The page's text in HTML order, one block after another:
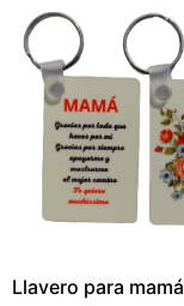
Llavero para mamá